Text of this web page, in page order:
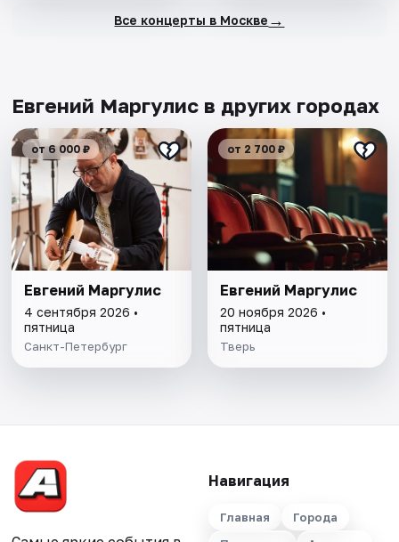
Все концерты в Москве →
Евгений Маргулис в других городах
от 6 000 ₽
Евгений Маргулис
4 сентября 2026 •
пятница
Санкт-Петербург
от 2 700 ₽
Евгений Маргулис
20 ноября 2026 •
пятница
Тверь
Навигация
Главная
Города